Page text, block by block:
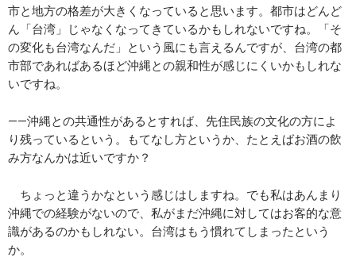
市と地方の格差が大きくなっていると思います。都市はどんど
ん「台湾」じゃなくなってきているかもしれないですね。「そ
の変化も台湾なんだ」という風にも言えるんですが、台湾の都
市部であればあるほど沖縄との親和性が感じにくいかもしれな
いですね。
――沖縄との共通性があるとすれば、先住民族の文化の方によ
り残っているという。もてなし方というか、たとえばお酒の飲
み方なんかは近いですか？
ちょっと違うかなという感じはしますね。でも私はあんまり
沖縄での経験がないので、私がまだ沖縄に対してはお客的な意
識があるのかもしれない。台湾はもう慣れてしまったという
か。